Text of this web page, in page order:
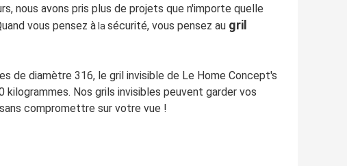
nous avons pris plus de projets que n'importe quelle
vous pensez à lasécurité, vous pensez au gril
de diamètre 316, le gril invisible de Le Home Concept's
Nos grils invisibles peuvent garder vos
compromettre sur votre vue !